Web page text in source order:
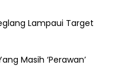
Lampaui Target
Masih ‘Perawan’